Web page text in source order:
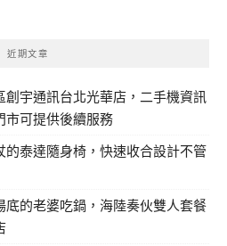
近期文章
創宇通訊台北光華店，二手機資訊
市可提供後續服務
的泰達隨身椅，快速收合設計不管
底的老婆吃鍋，海陸奏伙雙人套餐